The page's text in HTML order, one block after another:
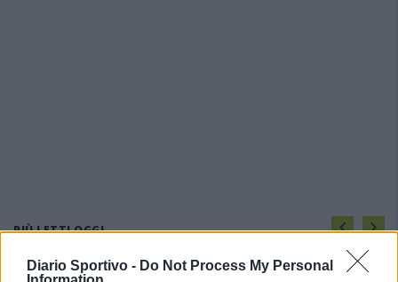
Diario Sportivo - Do Not Process My Personal
PIÙ LETTI OGGI